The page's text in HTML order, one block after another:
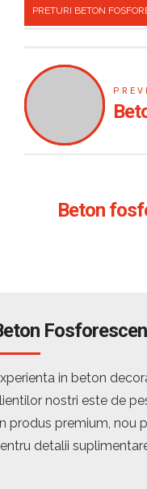
PRETURI BETON
Beton
in beton
nostri este de
produs premium, nou
detalii